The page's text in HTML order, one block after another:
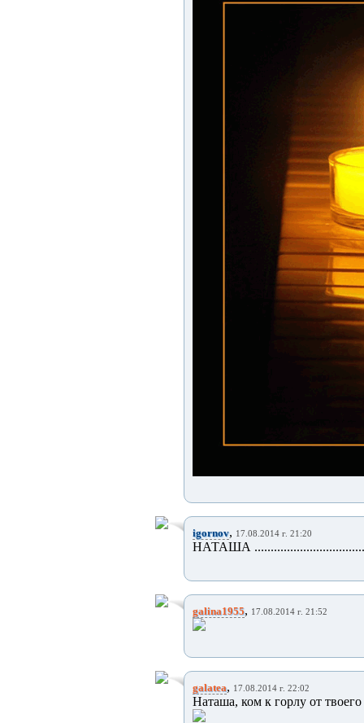
igornov, 17.08.2014 г. 21:20
НАТАША
galina1955, 17.08.2014 г. 21:52
galatea, 17.08.2014 г. 22:02
Наташа, ком к горлу от